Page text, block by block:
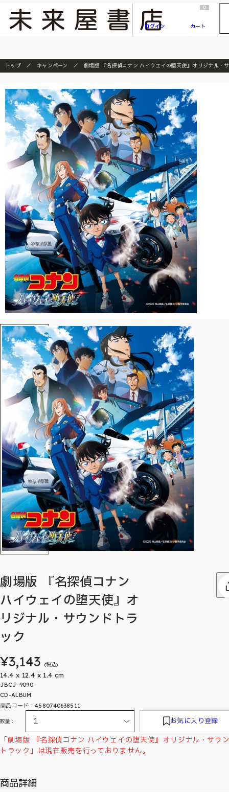
『ONE PIECE magazine 021 ONE PIECEカード付き同梱版』発売延期のご案内
ログイン
0
カート
トップ キャンペーン 劇場版 『名探偵コナン ハイウェイの堕天使』オリジナル・
劇場版 『名探偵コナン
ハイウェイの堕天使』オ
リジナル・サウンドトラ
ック
¥3,143 (税込)
14.4 x 12.4 x 1.4 cm
JBCJ-9090
CD-ALBUM
商品コード：4580740638511
数量： お気に入り登録
「劇場版 『名探偵コナン ハイウェイの堕天使』オリジナル・サウ
トラック」は現在販売を行っておりません。
商品詳細